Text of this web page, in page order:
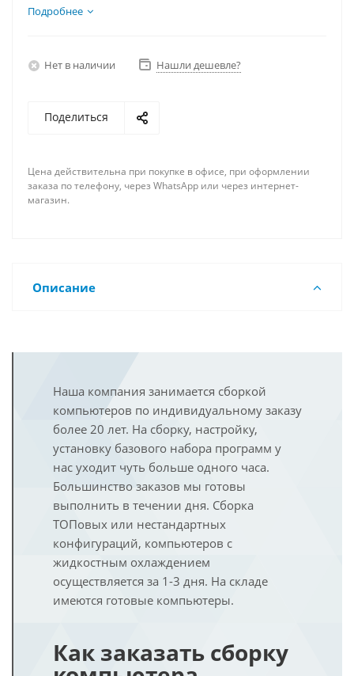
Видеокарта RTX 4080 16Гб, Память DDR4 8Gb,
Подробнее
Нет в наличии Нашли дешевле?
Поделиться
Цена действительна при покупке в офисе, при оформлении
заказа по телефону, через WhatsApp или через интернет-
магазин.
Описание
Наша компания занимается сборкой
компьютеров по индивидуальному заказу
более 20 лет. На сборку, настройку,
установку базового набора программ у
нас уходит чуть больше одного часа.
Большинство заказов мы готовы
выполнить в течении дня. Сборка
ТОПовых или нестандартных
конфигураций, компьютеров с
жидкостным охлаждением
осуществляется за 1-3 дня. На складе
имеются готовые компьютеры.
Как заказать сборку